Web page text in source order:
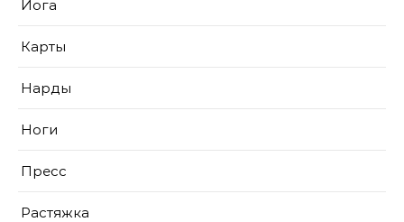
Йога
Карты
Нарды
Ноги
Пресс
Растяжка